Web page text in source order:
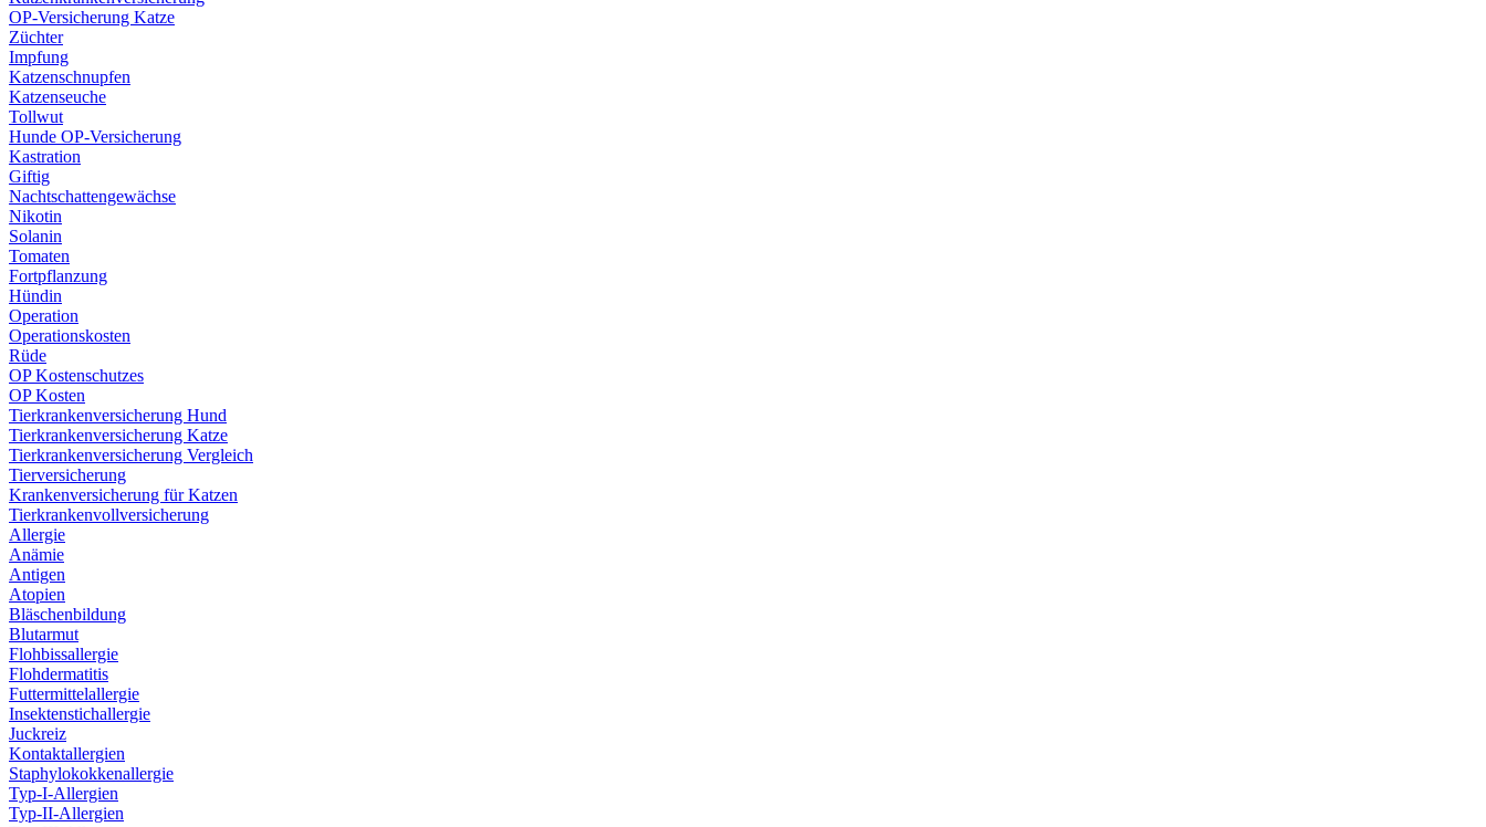
OP-Versicherung Katze
Züchter
Impfung
Katzenschnupfen
Katzenseuche
Tollwut
Hunde OP-Versicherung
Kastration
Giftig
Nachtschattengewächse
Nikotin
Solanin
Tomaten
Fortpflanzung
Hündin
Operation
Operationskosten
Rüde
OP Kostenschutzes
OP Kosten
Tierkrankenversicherung Hund
Tierkrankenversicherung Katze
Tierkrankenversicherung Vergleich
Tierversicherung
Krankenversicherung für Katzen
Tierkrankenvollversicherung
Allergie
Anämie
Antigen
Atopien
Bläschenbildung
Blutarmut
Flohbissallergie
Flohdermatitis
Futtermittelallergie
Insektenstichallergie
Juckreiz
Kontaktallergien
Staphylokokkenallergie
Typ-I-Allergien
Typ-II-Allergien